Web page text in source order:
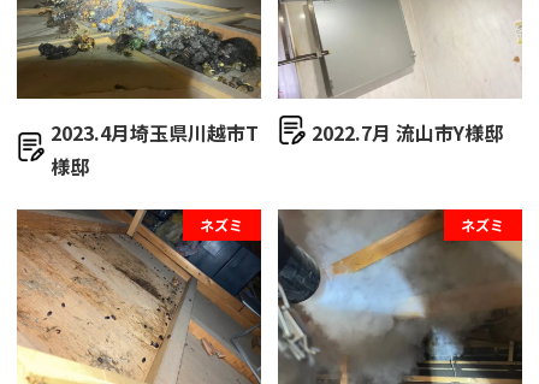
2023.4月埼玉県川越市T
様邸
2022.7月 流山市Y様邸
ネズミ ネズミ